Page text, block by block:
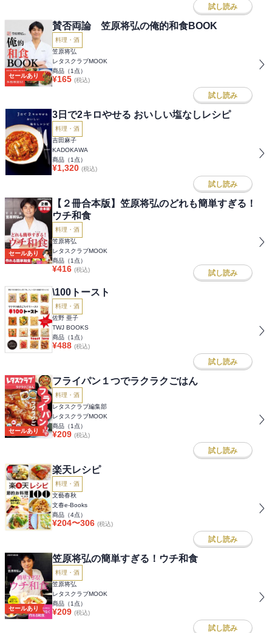
試し読み
セールあり
賛否両論 笠原将弘の俺的和食BOOK
料理・酒
笠原将弘
レタスクラブMOOK
商品（1 点）
¥165 (税込)
試し読み
3日で2キロやせる おいしい塩なしレシピ
料理・酒
吉田麻子
KADOKAWA
商品（1 点）
¥1,320 (税込)
試し読み
セールあり
【２冊合本版】笠原将弘のどれも簡単すぎる！
ウチ和食
料理・酒
笠原将弘
レタスクラブMOOK
商品（1 点）
¥416 (税込) 試し読み
\100トースト
料理・酒
佐野 亜子
TWJ BOOKS
商品（1 点）
¥488 (税込)
試し読み
セールあり
フライパン１つでラクラクごはん
料理・酒
レタスクラブ編集部
レタスクラブMOOK
商品（1 点）
¥209 (税込)
試し読み
楽天レシピ
料理・酒
文藝春秋
文春e-Books
商品（4点）
¥204〜306 (税込)
試し読み
セールあり
笠原将弘の簡単すぎる！ウチ和食
料理・酒
笠原将弘
レタスクラブMOOK
商品（1 点）
¥209 (税込)
試し読み